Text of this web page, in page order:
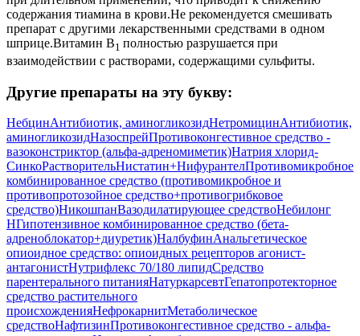
содержания тиамина в крови.Не рекомендуется смешивать
препарат с другими лекарственными средствами в одном
шприце.Витамин В1 полностью разрушается при
взаимодействии с растворами, содержащими сульфиты.
Другие препараты на эту букву:
НебцинАнтибиотик, аминогликозидНетромицинАнтибиотик,
аминогликозидНазоспрейПротивоконгестивное средство -
вазоконстриктор (альфа-адреномиметик)Натрия хлорид-
СинкоРастворительНистатин+НифурантелПротивомикробное
комбинированное средство (противомикробное и
противопротозойное средство+противогрибковое
средство)НикошпанВазодилатирующее средствоНебилонг
HГипотензивное комбинированное средство (бета-
адреноблокатор+диуретик)НалбуфинАнальгетическое
опиоидное средство: опиоидных рецепторов агонист-
антагонистНутрифлекс 70/180 липидСредство
парентерального питанияНатуркарсевтГепатопротекторное
средство растительного
происхожденияНефрокарнитМетаболическое
средствоНафтизинПротивоконгестивное средство - альфа-